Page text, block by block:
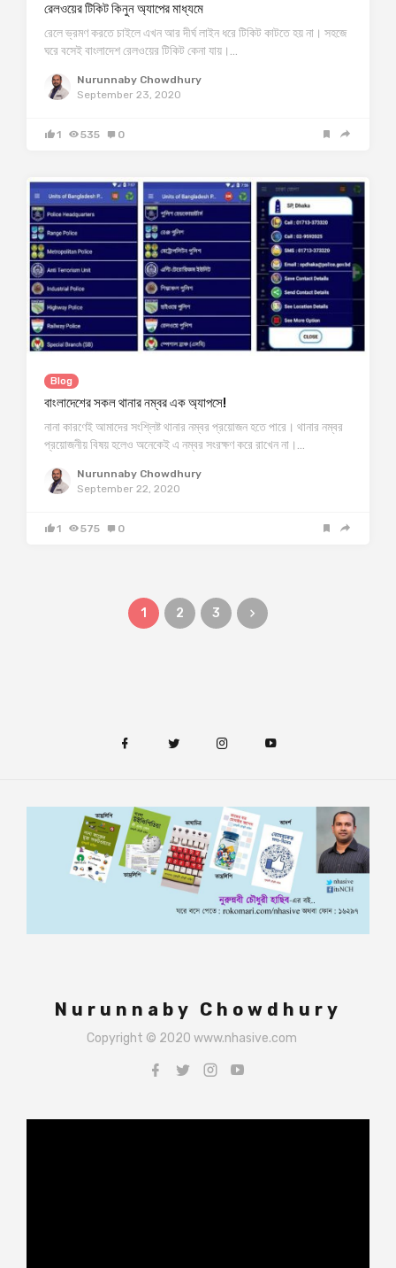
রেলওয়ের টিকিট কিনুন অ্যাপের মাধ্যমে
রেলে ভ্রমণ করতে চাইলে এখন আর দীর্ঘ লাইন ধরে টিকিট কাটতে হয় না। সহজে
ঘরে বসেই বাংলাদেশ রেলওয়ের টিকিট কেনা যায়।…
Nurunnaby Chowdhury
September 23, 2020
1 535 0
Blog
বাংলাদেশের সকল থানার নম্বর এক অ্যাপসে!
নানা কারণেই আমাদের সংশ্লিষ্ট থানার নম্বর প্রয়োজন হতে পারে। থানার নম্বর
প্রয়োজনীয় বিষয় হলেও অনেকেই এ নম্বর সংরক্ষণ করে রাখেন না।…
Nurunnaby Chowdhury
September 22, 2020
1 575 0
1 2 3
Nurunnaby Chowdhury
Copyright © 2020 www.nhasive.com